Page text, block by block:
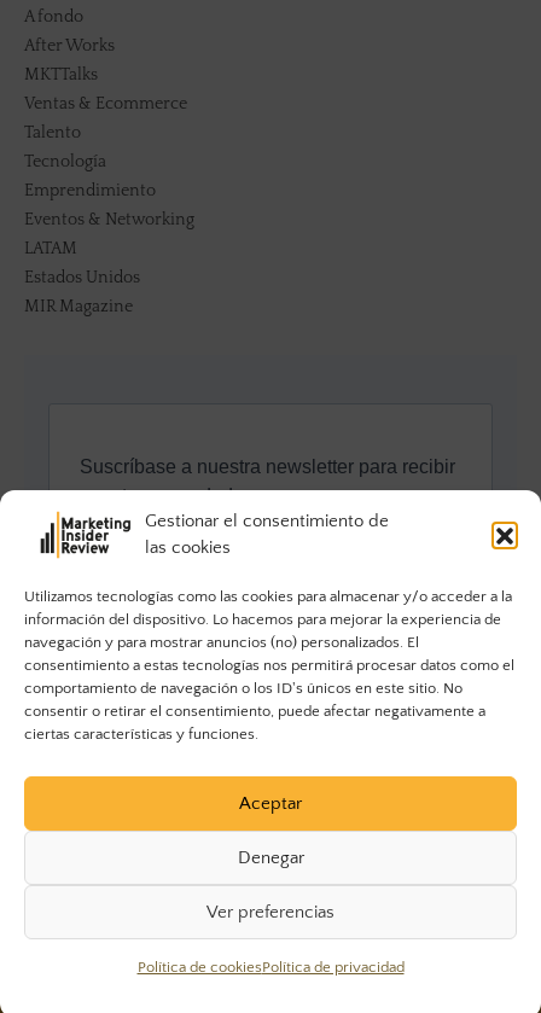
Gestionar el consentimiento de
las cookies
Utilizamos tecnologías como las cookies para almacenar y/o acceder a la
información del dispositivo. Lo hacemos para mejorar la experiencia de
navegación y para mostrar anuncios (no) personalizados. El
consentimiento a estas tecnologías nos permitirá procesar datos como el
comportamiento de navegación o los ID's únicos en este sitio. No
consentir o retirar el consentimiento, puede afectar negativamente a
ciertas características y funciones.
Aceptar
Denegar
Ver preferencias
Política de cookiesPolítica de privacidad
A fondo
After Works
MKTTalks
Ventas & Ecommerce
Talento
Tecnología
Emprendimiento
Eventos & Networking
LATAM
Estados Unidos
MIR Magazine
© 2023 Marketing Insider Review. Todos los derechos
reservados.